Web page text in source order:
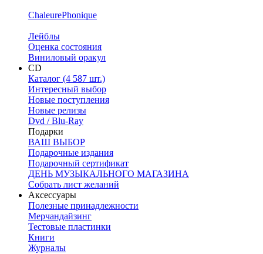
ChaleurePhonique
Лейблы
Оценка состояния
Виниловый оракул
CD
Каталог (4 587 шт.)
Интересный выбор
Новые поступления
Новые релизы
Dvd / Blu-Ray
Подарки
ВАШ ВЫБОР
Подарочные издания
Подарочный сертификат
ДЕНЬ МУЗЫКАЛЬНОГО МАГАЗИНА
Собрать лист желаний
Аксессуары
Полезные принадлежности
Мерчандайзинг
Тестовые пластинки
Книги
Журналы